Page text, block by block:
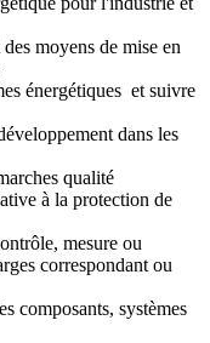
moyens de mise en
énergétiques et suivre
dans les
qualité
à la protection de
mesure ou
correspondant ou
composants, systèmes